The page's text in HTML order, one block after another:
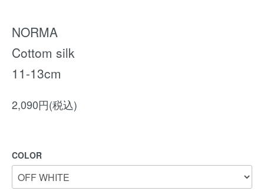
NORMA
Cottom silk
11-13cm
2,090円(税込)
COLOR